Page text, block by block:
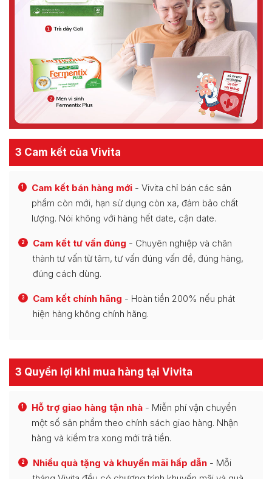
3 Cam kết của Vivita
1 Cam kết bán hàng mới - Vivita chỉ bán các sản
phẩm còn mới, hạn sử dụng còn xa, đảm bảo chất
lượng. Nói không với hàng hết date, cận date.
2 Cam kết tư vấn đúng - Chuyên nghiệp và chân
thành tư vấn từ tâm, tư vấn đúng vấn đề, đúng hàng,
đúng cách dùng.
3 Cam kết chính hãng - Hoàn tiền 200% nếu phát
hiện hàng không chính hãng.
3 Quyền lợi khi mua hàng tại Vivita
1 Hỗ trợ giao hàng tận nhà - Miễn phí vận chuyển
một số sản phẩm theo chính sách giao hàng. Nhận
hàng và kiểm tra xong mới trả tiền.
2 Nhiều quà tặng và khuyến mãi hấp dẫn - Mỗi